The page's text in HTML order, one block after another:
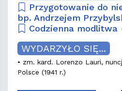
Przygotowanie do
bp. Andrzejem
Codzienna modlitwa
WYDARZYŁO SIĘ...
• zm. kard. Lorenzo Lauri,
Polsce (1941 r.)